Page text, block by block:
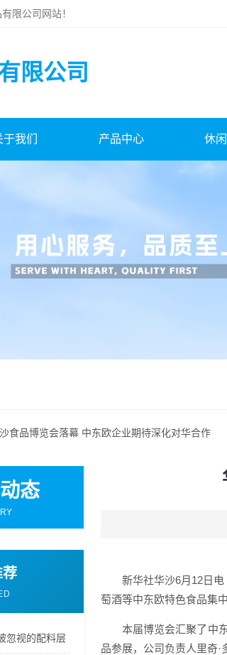
限公司 网站！
限公司
于我们 产品中心 休
食品博览会落幕 中东欧企业期待深化对华合作
态
忽视的配料层
新华社华沙6月12日
萄酒等中东欧特色食品集
本届博览会汇聚了中
品参展，公司负责人里奇·